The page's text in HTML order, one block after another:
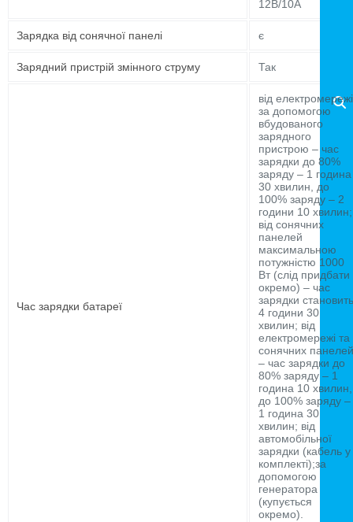
12В/10А
Зарядка від сонячної панелі є
Зарядний пристрій змінного струму Так
Час зарядки батареї
від електромережі
за допомогою
вбудованого
зарядного
пристрою – час
зарядки до 80%
заряду – 1 година
30 хвилин, до
100% заряду – 2
години 10 хвилин;
від сонячних
панелей
максимальною
потужністю 1000
Вт (слід придбати
окремо) – час
зарядки становить
4 години 30
хвилин; від
електромережі та
сонячних панелей
– час зарядки до
80% заряду – 1
година 10 хвилин,
до 100% заряду –
1 година 30
хвилин; від
автомобільної
зарядки (кабель у
комплекті);за
допомогою
генератора
(купується
окремо).